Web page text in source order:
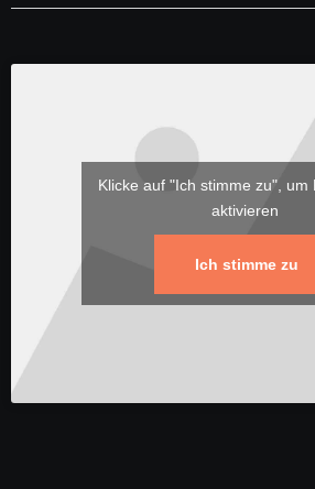
Klicke auf "Ich stimme zu", um
aktivieren
Ich stimme zu